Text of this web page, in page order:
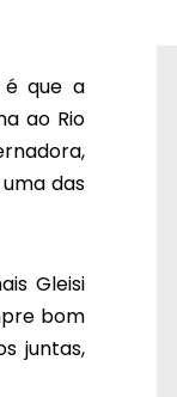
é que a
ao Rio
das
Gleisi
bom
juntas,